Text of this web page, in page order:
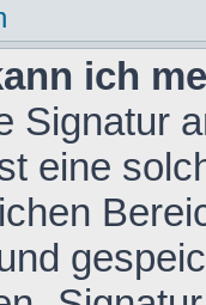
ich
Signatur
eine